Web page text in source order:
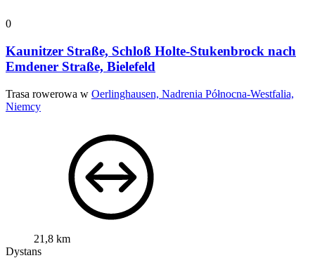
0
Kaunitzer Straße, Schloß Holte-Stukenbrock nach
Emdener Straße, Bielefeld
Trasa rowerowa w Oerlinghausen, Nadrenia Północna-Westfalia,
Niemcy
21,8 km
Dystans